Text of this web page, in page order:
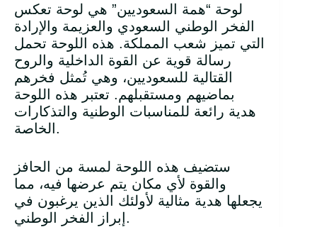
لوحة “همة السعوديين” هي لوحة تعكس
الفخر الوطني السعودي والعزيمة والإرادة
التي تميز شعب المملكة. هذه اللوحة تحمل
رسالة قوية عن القوة الداخلية والروح
القتالية للسعوديين، وهي تُمثل فخرهم
بماضيهم ومستقبلهم. تعتبر هذه اللوحة
هدية رائعة للمناسبات الوطنية والتذكارات
الخاصة.
ستضيف هذه اللوحة لمسة من الحافز
والقوة لأي مكان يتم عرضها فيه، مما
يجعلها هدية مثالية لأولئك الذين يرغبون في
إبراز الفخر الوطني.